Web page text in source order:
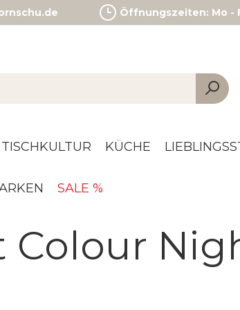
Öffnungszeiten: Mo -
TISCHKULTUR KÜCHE
SALE %
Colour